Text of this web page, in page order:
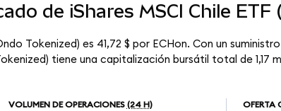
de iShares MSCI Chile ETF
Tokenized) es 41,72 $ por ECHon. Con un
tiene una capitalización bursátil total de 1,17
VOLUMEN DE OPERACIONES (24 H) OFERTA